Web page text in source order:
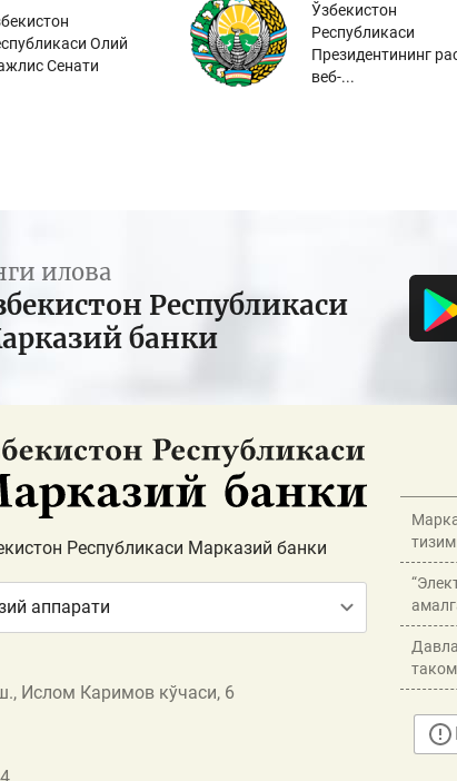
Олий
Сенати
Ўзбекистон
Республикаси
Президентининг
веб-...
илова
Республикаси
банки
Республикаси Марказий банки
аппарати
Ислом Каримов кўчаси, 6